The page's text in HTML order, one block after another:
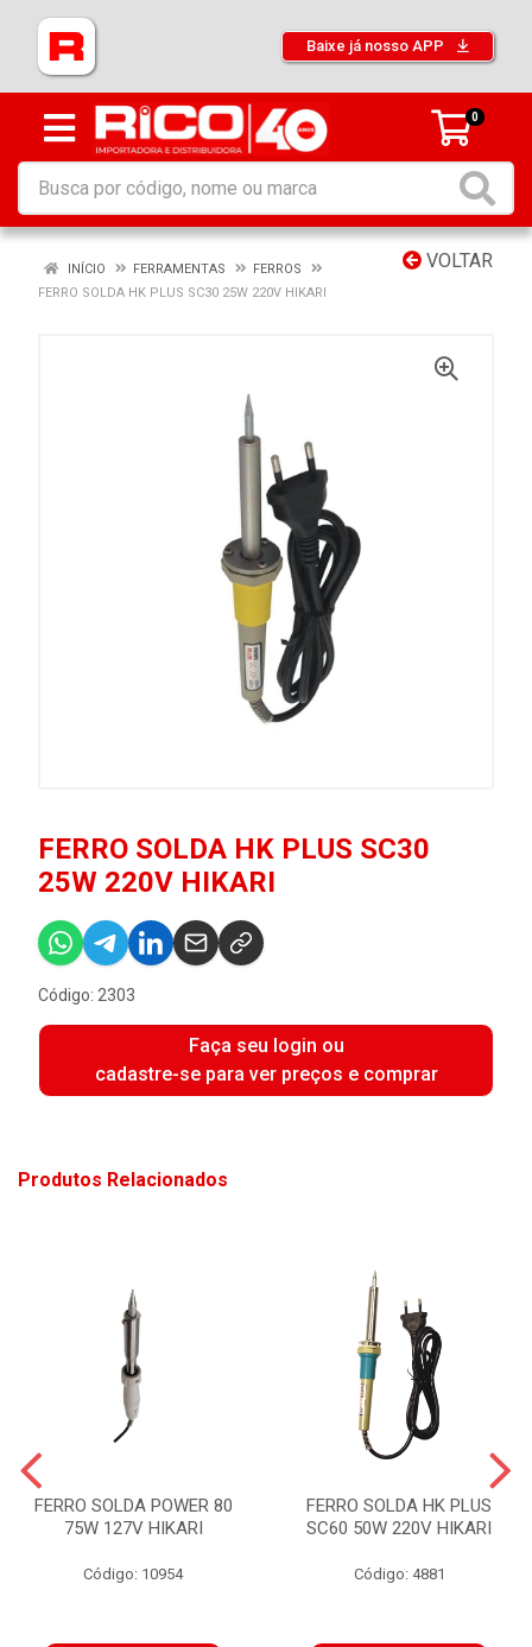
Baixe já nosso APP
0
VOLTAR
INÍCIO FERRAMENTAS
FERROS
FERRO SOLDA HK PLUS SC30 25W 220V HIKARI
FERRO SOLDA HK PLUS SC30
25W 220V HIKARI
Código: 2303
Faça seu login ou
cadastre-se para ver preços e comprar
Produtos Relacionados
FERRO SOLDA POWER 80
75W 127V HIKARI
Código: 10954
FERRO SOLDA HK PLUS
SC60 50W 220V HIKARI
Código: 4881